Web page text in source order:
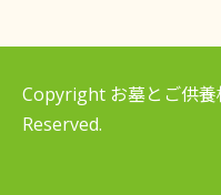
Copyright お墓とご供
Reserved.